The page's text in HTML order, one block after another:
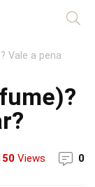
Vale a pena
Views 0